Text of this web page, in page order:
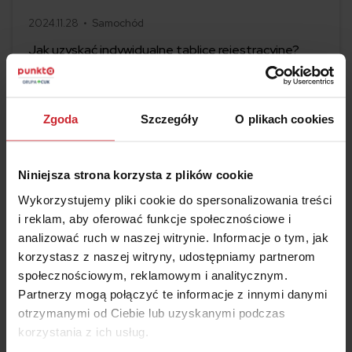
Zgoda Szczegóły O plikach cookies
Niniejsza strona korzysta z plików cookie
Wykorzystujemy pliki cookie do spersonalizowania treści
i reklam, aby oferować funkcje społecznościowe i
analizować ruch w naszej witrynie. Informacje o tym, jak
korzystasz z naszej witryny, udostępniamy partnerom
społecznościowym, reklamowym i analitycznym.
Partnerzy mogą połączyć te informacje z innymi danymi
otrzymanymi od Ciebie lub uzyskanymi podczas
korzystania z ich usług.
2024.11.28 • Samochód
Jak uzyskać indywidualne tablice rejestracyjne?
Indywidualne tablice rejestracyjne to coraz popularniejszy
na drodze, a także podkreślić swoją osobowość lub markę. W